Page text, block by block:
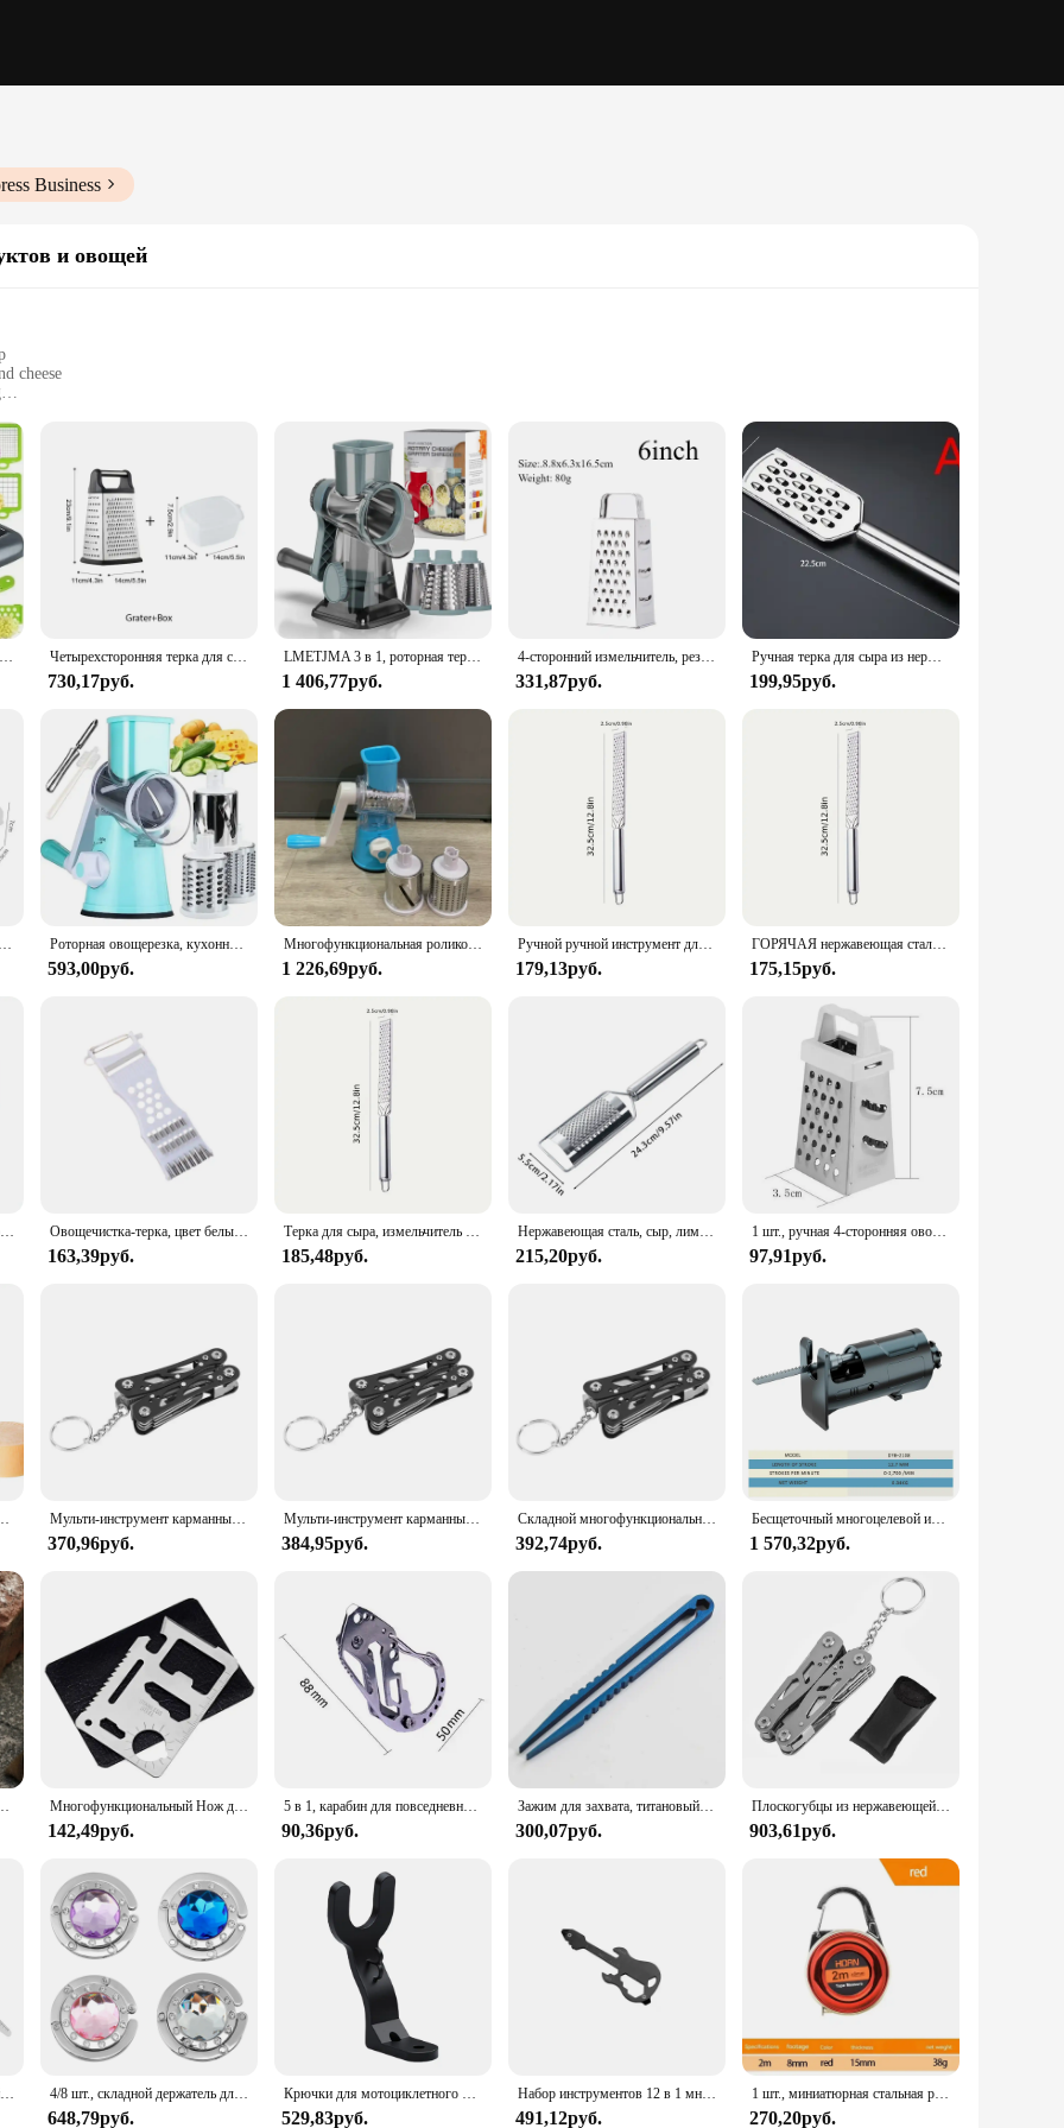
Business
и овощей
cheese
looking to elevate their culinary creations. Made from high-grade stainless steel, this grater promises longevity and durability, ensuring
designed to glide through fruits, vegetables, and cheese with ease, delivering consistent and even grating results. Whether you're
makes it an indispensable addition to your kitchen arsenal.
its aesthetic appeal but also provides a comfortable grip, reducing hand fatigue during prolonged use. The inclusion of a protective
in use, minimizing the risk of accidents. This attention to safety makes it a suitable choice for both home cooks and professional chefs who
zesty marinade, the Multipurpose Grater is the perfect tool for the job. Its adaptability extends beyond the kitchen, making it a valuable
The grater's compact size and lightweight construction make it easy to store and transport, making it a practical choice for those on
grater is a testament to the harmonious blend of functionality and style.
14/16 наборов новых многофункциональных резаков для овощей, слайсер для молока и чая, гранулированная терка, специальные инструменты Четырехсторонняя терка для сыра с контейнером из нержавеющей стали
730,17руб.
LMETJMA 3 в 1, роторная терка для сыра, универсальная ручная овощерезка, измельчитель арахисовых орехов, измельчитель сыра и овощей, прозрачный JT242
1 406,77руб.
4-сторонний измельчитель, резак из нержавеющей стали, слайсер в форме башни, терка для картофеля, сыра, многофункциональный резак для фруктов, кухонные аксессуары
331,87руб.
Ручная терка для сыра из нержавеющей стали, кухонные терки для шоколада, масла, фруктов, овощей, кухонные предметы
199,95руб.
Четырехсторонняя терка с контейнером Овощерезка из нержавеющей стали Терка для картофеля и моркови в форме башни Многоцелевой кухонный инструмент Роторная овощерезка, кухонные аксессуары 3 в 1, блендер для сыра, терка для быстрого приготовления с ручкой, инструменты для готовки, резак
593,00руб.
Многофункциональная роликовая овощерезка, домашний кухонный измельчитель, терка для картофеля
1 226,69руб.
Ручной ручной инструмент для измельчения чеснока из нержавеющей стали
179,13руб.
ГОРЯЧАЯ нержавеющая сталь 12-дюймовая терка для лимона, многофункциональная терка для сыра, шлифовальная машина для шоколада, инструмент для фруктов и чеснока, кухонный гаджет
175,15руб.
Деревянная овощерезка, устройство для чистки Овощей Овощечистка-терка, цвет белый, 1 шт
163,39руб.
Терка для сыра, измельчитель из нержавеющей стали, для цитрусовых, шоколада, лимона, имбиря, чеснока, мускатного ореха, овощей
185,48руб.
Нержавеющая сталь, сыр, лимон, кухонная терка для овощей, картофеля, имбиря, резак для еды, кухонные принадлежности, аксессуары
215,20руб.
1 шт., ручная 4-сторонняя овощерезка из нержавеющей стали
97,91руб.
многоцелевой резак для овощей, кухонные инструменты, ручной слайсер для сыра Мульти-инструмент карманный нож плоскогубцы складной мини портативный складной уличный тактический охотничий выживание спасательный ремонтный инструмент многоцелевой
370,96руб.
Мульти-инструмент карманный нож плоскогубцы складной портативный складной походный тактический охотничий спасательный многоцелевой ремонтный инструмент мини
384,95руб.
Складной многофункциональный инструмент карманный нож плоскогубцы портативный складной походный охотничий спасательный Тактический Многофункциональный инструмент для ремонта
392,74руб.
Бесщеточный многоцелевой инструмент, сверло, бензопила, возвратно-поступательная пила, колеблющийся гаечный ключ, мышь, шлифовальное устройство, насадка для батареи Makita
1 570,32руб.
многофункциональный инструмент для кемпинга, гитарная форма, брелок, аксессуары, отвертка Многофункциональный Нож для открывания бутылок, нож для кредитных карт, инструменты для повседневного использования, гаджет для кемпинга и пешего туризма, многофункциональные гаджеты, инструмент для повседневного использования
142,49руб.
5 в 1, карабин для повседневного ношения
90,36руб.
Зажим для захвата, титановый пинцет TC4, портативный зажим EDC, многоцелевой гаджет для лагеря, уличный карманный мини-инструмент
300,07руб.
Плоскогубцы из нержавеющей стали, Многофункциональный складной инструмент, плоскогубцы, многофункциональный походный Тактический Мультитул для выживания, нож
903,61руб.
1 шт. многоцелевой рычажный инструмент, противопожарные инструменты, многоцелевой рычажный инструмент, пружинный стальной рычаг, пружинный стальной рычаг 4/8 шт., складной держатель для сумок, с кристаллами
648,79руб.
Крючки для мотоциклетного шлема, многофункциональные крючки, вешалка для домашнего багажа, держатели для куртки, кухонный шкаф, полка, настенные крючки
529,83руб.
Набор инструментов 12 в 1 многоцелевая отвертка цепной ключ-открывашка электрогитары в форме шлицевых ключей
491,12руб.
1 шт., миниатюрная стальная рулетка для ключей, 2 м
270,20руб.